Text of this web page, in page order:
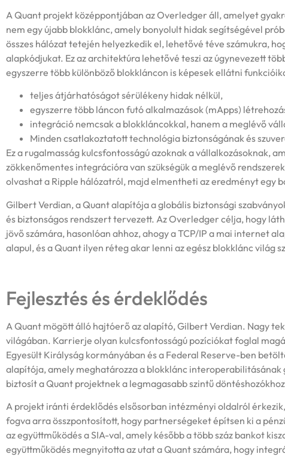
A Quant projekt középpontjában az Overledger áll, amelyet
nem egy újabb blokklánc, amely bonyolult hidak segítségével
összes hálózat tetején helyezkedik el, lehetővé téve számukra,
alapkódjukat. Ez az architektúra lehetővé teszi az úgynevezett
egyszerre több különböző blokkláncon is képesek ellátni
teljes átjárhatóságot sérülékeny hidak nélkül,
egyszerre több láncon futó alkalmazások (mApps)
integráció nemcsak a blokkláncokkal, hanem a meglévő
Minden csatlakoztatott technológia biztonságának és
Ez a rugalmasság kulcsfontosságú azoknak a vállalkozásoknak,
zökkenőmentes integrációra van szükségük a meglévő
olvashat a Ripple hálózatról, majd elmentheti az eredményt egy
Gilbert Verdian, a Quant alapítója a globális biztonsági
és biztonságos rendszert tervezett. Az Overledger célja, hogy
jövő számára, hasonlóan ahhoz, ahogy a TCP/IP a mai internet
alapul, és a Quant ilyen réteg akar lenni az egész blokklánc világ
Fejlesztés és érdeklődés
A Quant mögött álló hajtóerő az alapító, Gilbert Verdian. Nagy
világában. Karrierje olyan kulcsfontosságú pozíciókat foglal
Egyesült Királyság kormányában és a Federal Reserve-ben
alapítója, amely meghatározza a blokklánc
biztosít a Quant projektnek a legmagasabb szintű
A projekt iránti érdeklődés elsősorban intézményi oldalról
fogva arra összpontosított, hogy partnerségeket építsen ki a
az együttműködés a SIA-val, amely később a több száz bankot
együttműködés megnyitotta az utat a Quant számára, hogy